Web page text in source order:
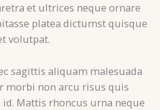
et ultrices neque ornare
platea dictumst quisque
volutpat.
sagittis aliquam malesuada
morbi non arcu risus quis
Mattis rhoncus urna neque